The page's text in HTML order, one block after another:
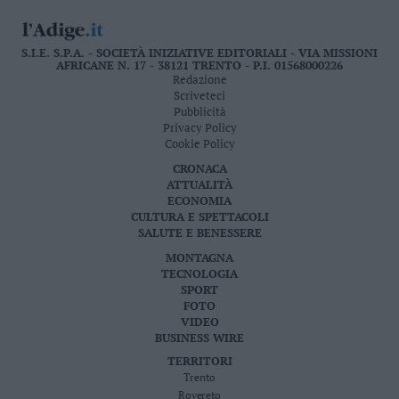
S.I.E. S.P.A. - SOCIETÀ INIZIATIVE EDITORIALI - VIA MISSIONI
AFRICANE N. 17 - 38121 TRENTO - P.I. 01568000226
Redazione
Scriveteci
Pubblicità
Privacy Policy
Cookie Policy
CRONACA
ATTUALITÀ
ECONOMIA
CULTURA E SPETTACOLI
SALUTE E BENESSERE
MONTAGNA
TECNOLOGIA
SPORT
FOTO
VIDEO
BUSINESS WIRE
TERRITORI
Trento
Rovereto